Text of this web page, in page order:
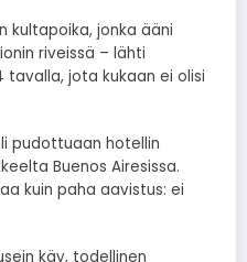
kultapoika, jonka ääni
riveissä – lähti
tavalla, jota kukaan ei olisi
pudottuaan hotellin
Buenos Airesissa.
kuin paha aavistus: ei
käy, todellinen